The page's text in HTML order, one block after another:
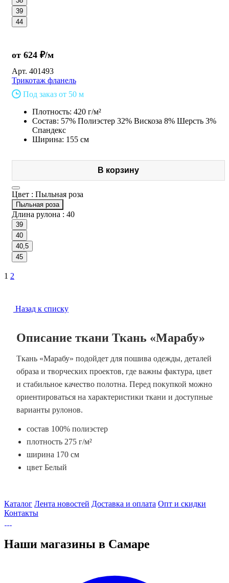
39
44
от 624 ₽/м
Арт. 401493
Трикотаж фланель
Под заказ от 50 м
Плотность: 420 г/м²
Состав: 57% Полиэстер 32% Вискоза 8% Шерсть 3%
Спандекс
Ширина: 155 см
В корзину
Цвет : Пыльная роза
Пыльная роза
Длина рулона : 40
39
40
40,5
45
1 2
Назад к списку
Описание ткани Ткань «Марабу»
Ткань «Марабу» подойдет для пошива одежды, деталей
образа и творческих проектов, где важны фактура, цвет
и стабильное качество полотна. Перед покупкой можно
ориентироваться на характеристики ткани и доступные
варианты рулонов.
состав 100% полиэстер
плотность 275 г/м²
ширина 170 см
цвет Белый
Каталог Лента новостей Доставка и оплата Опт и скидки
Контакты
Наши магазины в Самаре